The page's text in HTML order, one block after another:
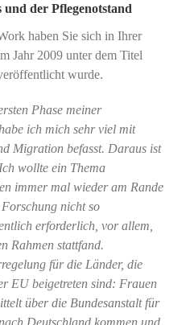
der Pflegenotstand
haben Sie sich in Ihrer
Jahr 2009 unter dem Titel
wurde.
Phase meiner
ich mich sehr viel mit
Migration befasst. Daraus ist
wollte ein Thema
immer mal wieder am Rande
nicht so
erforderlich, vor allem,
Rahmen stattfand.
für die Länder, die
EU beigetreten sind: Frauen
über die Bundesanstalt für
Deutschland kommen und